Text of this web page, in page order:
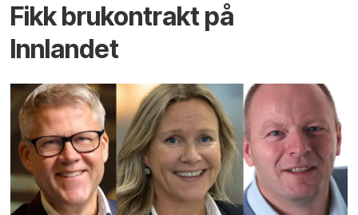
Fikk brukontrakt på
Innlandet